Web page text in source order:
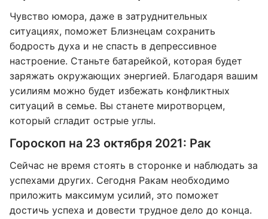
Чувство юмора, даже в затруднительных
ситуациях, поможет Близнецам сохранить
бодрость духа и не спасть в депрессивное
настроение. Станьте батарейкой, которая будет
заряжать окружающих энергией. Благодаря вашим
усилиям можно будет избежать конфликтных
ситуаций в семье. Вы станете миротворцем,
который сгладит острые углы.
Гороскоп на 23 октября 2021: Рак
Сейчас не время стоять в сторонке и наблюдать за
успехами других. Сегодня Ракам необходимо
приложить максимум усилий, это поможет
достичь успеха и довести трудное дело до конца.